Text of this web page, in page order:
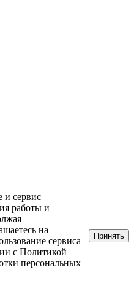
и сервис
работы и
на
сервиса
сПолитикой
персональных
Принять